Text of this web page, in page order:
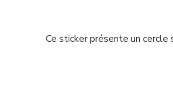
Ce sticker présente un cercle